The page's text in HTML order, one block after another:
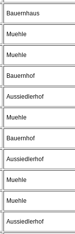
Bauernhaus
Muehle
Muehle
Bauernhof
Aussiedlerhof
Muehle
Bauernhof
Aussiedlerhof
Muehle
Muehle
Aussiedlerhof